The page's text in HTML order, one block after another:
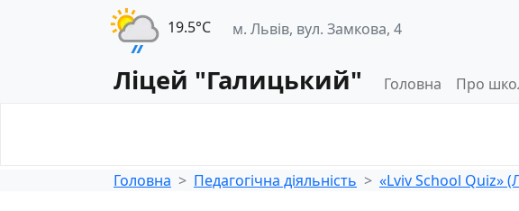
19.5°С м. Львів, вул. Замкова, 4
Ліцей "Галицький" Головна Про
Головна
Педагогічна діяльність «Lviv School Quiz»